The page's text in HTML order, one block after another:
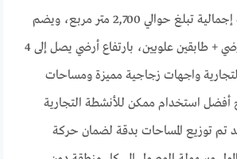
يمتد المول على مساحة إجمالية تبلغ حوالي 2,700 متر مربع، ويضم
بدروم وجراج + دور أرضي + طابقين علويين، بارتفاع أرضي يصل إلى 4
واجهات زجاجية مميزة ومساحات
استخدام ممكن للأنشطة التجارية
تم توزيع المساحات بدقة لضمان حركة